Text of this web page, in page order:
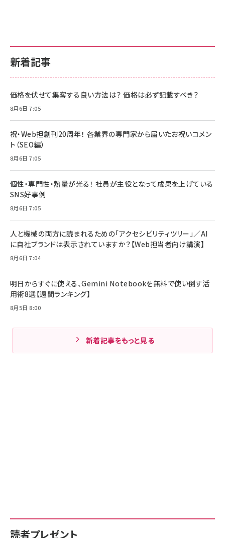
新着記事
価格を伏せて集客する良い方法は？ 価格は必ず記載すべき？
8月6日 7:05
祝・Web担創刊20周年！ 各業界の専門家から届いたお祝いコメン
ト（SEO編）
8月6日 7:05
個性・専門性・熱量が光る！ 社員が主役となって成果を上げている
SNS好事例
8月6日 7:05
人と機械の両方に読まれるための「アクセシビリティツリー」／AI
に自社ブランドは表示されていますか？【Web担当者向け講演】
8月6日 7:04
明日からすぐに使える、Gemini Notebookを無料で使い倒す活
用術8選【週間ランキング】
8月5日 8:00
新着記事をもっと見る
読者プレゼント